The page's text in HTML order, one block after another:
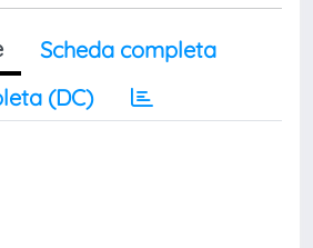
Scheda completa
(DC)